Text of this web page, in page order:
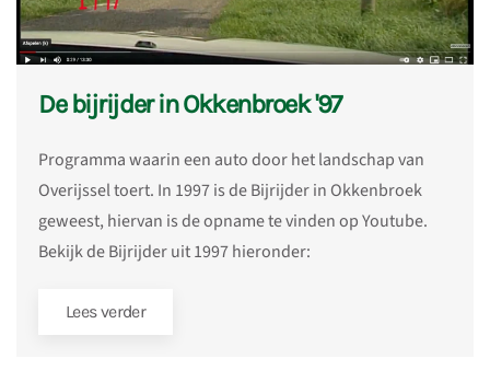
De bijrijder in Okkenbroek '97
Programma waarin een auto door het landschap van
Overijssel toert. In 1997 is de Bijrijder in Okkenbroek
geweest, hiervan is de opname te vinden op Youtube.
Bekijk de Bijrijder uit 1997 hieronder:
Lees verder